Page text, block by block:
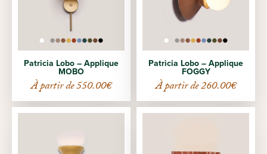
Patricia Lobo – Applique
MOBO
À partir de550.00€
Patricia Lobo – Applique
FOGGY
À partir de260.00€